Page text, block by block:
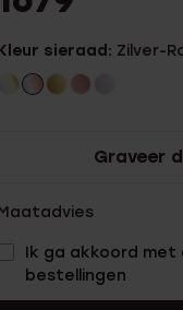
sieraad: Zilver-
Graveer
Ik ga akkoord
bestellingen